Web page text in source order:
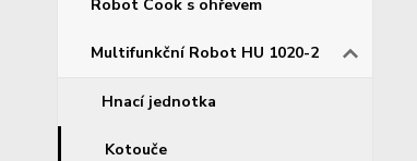
Robot Cook s ohřevem
Multifunkční Robot HU 1020-2
Hnací jednotka
Kotouče